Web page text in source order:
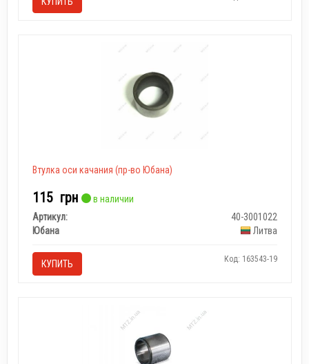
Втулка оси качания (пр-во Юбана)
115 грн
в наличии
Артикул:
40-3001022
Юбана
Литва
КУПИТЬ Код: 163543-19